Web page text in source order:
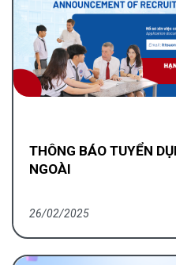
THÔNG BÁO TUYỂN
NGOÀI
26/02/2025